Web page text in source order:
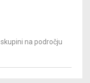
na področju